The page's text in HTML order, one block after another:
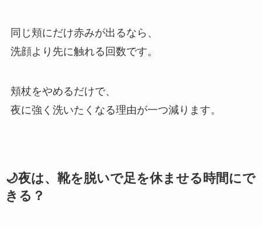
同じ頬にだけ赤みが出るなら、
洗顔より先に触れる回数です。
頬杖をやめるだけで、
夜に強く洗いたくなる理由が一つ減ります。
🌙夜は、靴を脱いで足を休ませる時間にで
きる？